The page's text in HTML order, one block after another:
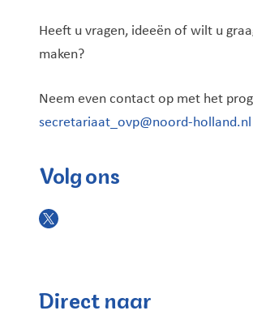
Heeft u vragen, ideeën of wilt u
maken?
Neem even contact op met het
secretariaat_ovp@noord-holland.nl
Volg ons
Direct naar